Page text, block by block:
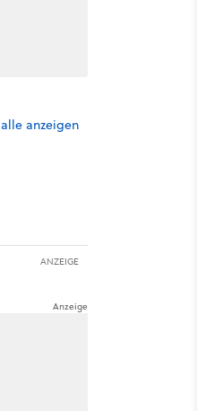
alle anzeigen
ANZEIGE